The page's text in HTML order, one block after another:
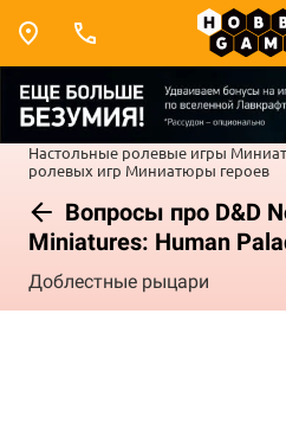
Настольные ролевые игры
ролевых игр Миниатюры героев
Вопросы про D&D
Miniatures: Human
Доблестные рыцари